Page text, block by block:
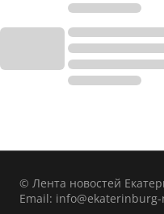
© Лента новостей
Email: